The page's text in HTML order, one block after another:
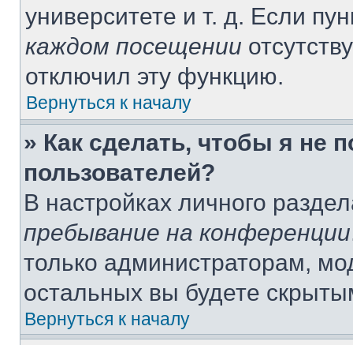
университете и т. д. Если
каждом посещении
отключил эту функцию.
Вернуться к началу
» Как сделать, чтобы я не
пользователей?
В настройках личного
пребывание на конференции
только администраторам,
остальных вы будете
Вернуться к началу